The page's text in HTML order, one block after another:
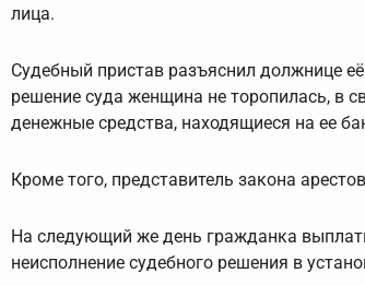
лица.
Судебный пристав разъяснил должнице
решение суда женщина не торопилась, в
денежные средства, находящиеся на ее
Кроме того, представитель закона
На следующий же день гражданка
неисполнение судебного решения в